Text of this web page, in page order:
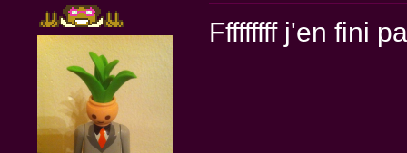
Fffffffff j'en fini